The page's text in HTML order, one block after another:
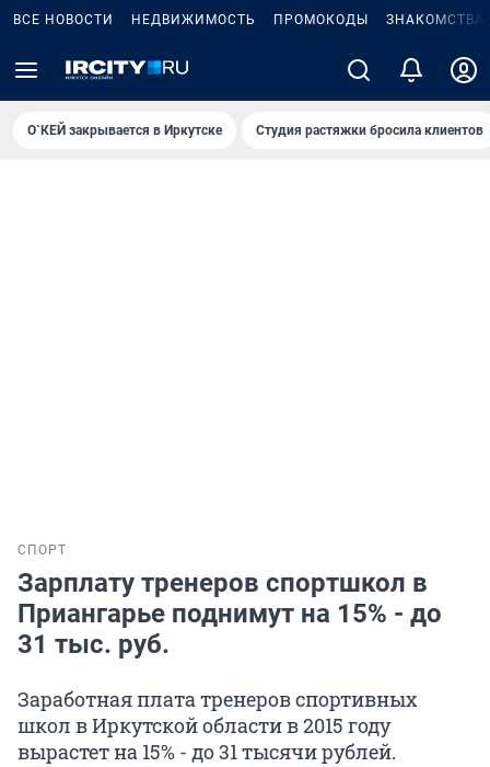
ВСЕ НОВОСТИ НЕДВИЖИМОСТЬ ПРОМОКОДЫ ЗНАКОМСТВА
О`КЕЙ закрывается в Иркутске Студия растяжки бросила клиентов
СПОРТ
Зарплату тренеров спортшкол в
Приангарье поднимут на 15% - до
31 тыс. руб.
Заработная плата тренеров спортивных
школ в Иркутской области в 2015 году
вырастет на 15% - до 31 тысячи рублей.